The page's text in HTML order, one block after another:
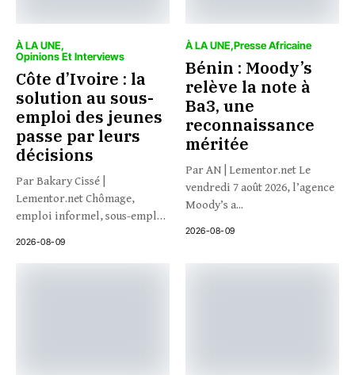
À LA UNE
Opinions Et Interviews
Côte d’Ivoire : la
solution au sous-
emploi des jeunes
passe par leurs
décisions
Par Bakary Cissé |
Lementor.net Chômage,
emploi informel, sous-emploi
2026-08-09
À LA UNE Presse Africaine
Bénin : Moody’s
relève la note à
Ba3, une
reconnaissance
méritée
Par AN | Lementor.net Le
vendredi 7 août 2026, l’agence
Moody’s a...
2026-08-09